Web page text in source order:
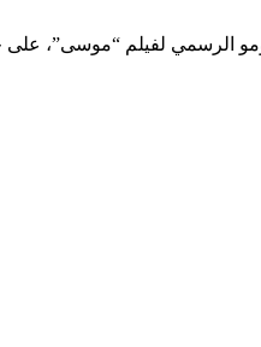
الرسمي لفيلم “موسى”، على